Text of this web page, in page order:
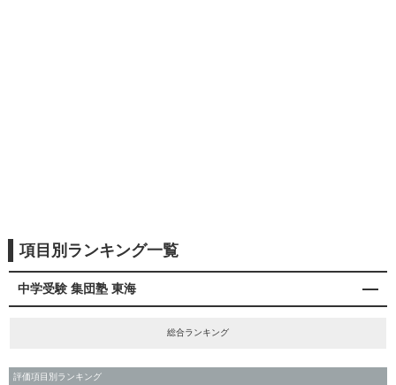
項目別ランキング一覧
中学受験 集団塾 東海
総合ランキング
評価項目別ランキング